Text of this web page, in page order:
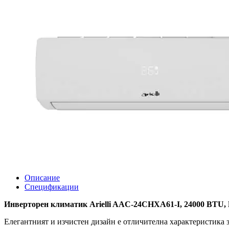
Описание
Спецификации
Инверторен климатик Arielli AAC-24CHXA61-I, 24000 BTU,
Елегантният и изчистен дизайн е отличителна